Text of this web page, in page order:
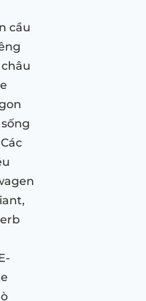
cầu
châu